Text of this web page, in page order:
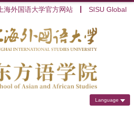
上海外国语大学官方网站 SISU Global
Language